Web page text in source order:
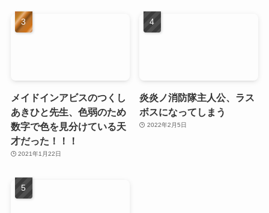
メイドインアビスのつくし
あきひと先生、色弱のため
数字で色を見分けている天
才だった！！！
2021年1月22日
炎炎ノ消防隊主人公、ラス
ボスになってしまう
2022年2月5日